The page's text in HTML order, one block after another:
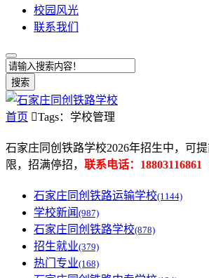
校园风光
联系我们
搜索
首页 Tags：学校管理
石家庄同创铁路学校2026年招生中，可
限，招满停招， 联系电话：18803116861
石家庄同创铁路运输学校(1144)
学校新闻 (987)
石家庄同创铁路学校(878)
招生就业(379)
热门专业(168)